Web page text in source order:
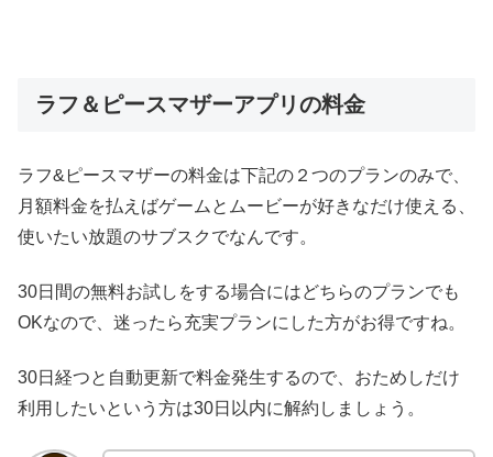
ラフ＆ピースマザーアプリの料金
ラフ&ピースマザーの料金は下記の２つのプランのみで、
月額料金を払えばゲームとムービーが好きなだけ使える、
使いたい放題のサブスクでなんです。
30日間の無料お試しをする場合にはどちらのプランでも
OKなので、迷ったら充実プランにした方がお得ですね。
30日経つと自動更新で料金発生するので、おためしだけ
利用したいという方は30日以内に解約しましょう。